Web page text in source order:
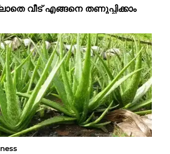
വീട് എങ്ങനെ തണുപ്പിക്കാം